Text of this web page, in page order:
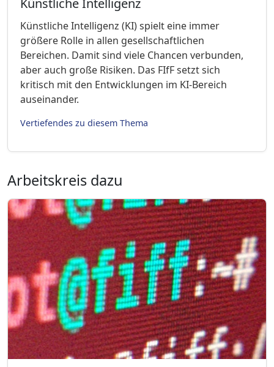
Künstliche Intelligenz
Künstliche Intelligenz (KI) spielt eine immer
größere Rolle in allen gesellschaftlichen
Bereichen. Damit sind viele Chancen verbunden,
aber auch große Risiken. Das FIfF setzt sich
kritisch mit den Entwicklungen im KI-Bereich
auseinander.
Vertiefendes zu diesem Thema
Arbeitskreis dazu